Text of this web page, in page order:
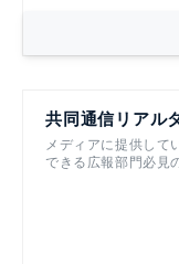
共同通信リアル
メディアに提供して
できる広報部門必見